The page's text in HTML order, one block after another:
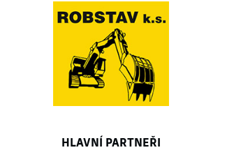
HLAVNÍ PARTNEŘI